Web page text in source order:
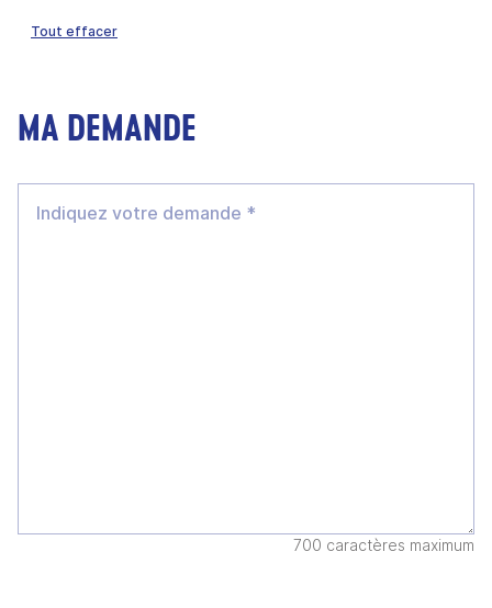
Tout effacer
MA DEMANDE
700 caractères maximum